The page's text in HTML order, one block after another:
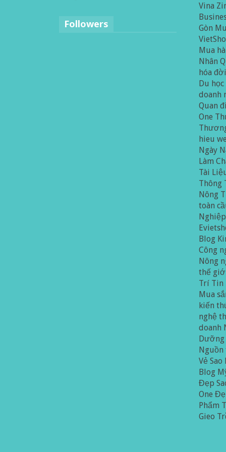
Followers
Vina
Gòn
Mua
Nhân
hóa
Du
doanh
Quan
One
hieu
Ngày
Làm
Tài
Thông
Nông
toàn
Nghiệp
Blog
Công
Nông
thế
Trí Tin
Mua
kiến
nghệ
doanh
Dưỡng
Nguồn
Vẻ Sao
Blog
Đẹp
One
Phẩm
Gieo